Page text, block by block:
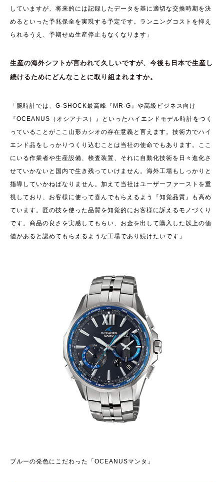
していますが、将来的には記録したデータを基に適切な交換時期を決
めるといった予兆保全を実現する予定です。ランニングコストを抑え
られるうえ、予期せぬ生産停止もなくなります」
生産の海外シフトが言われて久しいですが、今後も日本で生産し
続けるためにどんなことに取り組まれますか。
「腕時計では、G-SHOCK最高峰『MR-G』や高級ビジネス向け
『OCEANUS（オシアナス）』といったハイエンドモデル時計をつく
っていることがここ山形カシオの存在意義と言えます。技術力でハイ
エンド品をしっかりつくり込むことは当社の使命でもあります。ここ
にいる作業者や生産設備、検査装置、それに自動化技術を日々進化さ
せていかないと国内で生き残っていけません。海外工場もしっかりと
指導していかねばなりません。加えて当社はユーザーファーストを重
視しており、お客様に使って喜んでもらえるよう『知覚品質』も高め
ています。匠の技を使った品質を知覚的にお客様に訴えるモノづくり
です。商品の良さを実感してもらい、お金を出して購入した以上の価
値があると認めてもらえるような工場であり続けたいです」
ブルーの発色にこだわった「OCEANUSマンタ」